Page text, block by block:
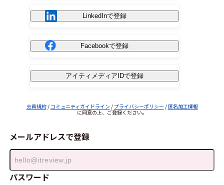
LinkedInで登録
Facebookで登録
アイティメディアIDで登録
会員規約/ コミュニティガイドライン / プライバシーポリシー /匿名加工情報
に同意の上、ご登録ください。
メールアドレスで登録
パスワード